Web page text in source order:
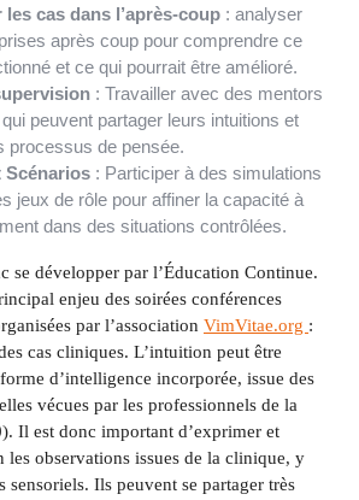
cas dans l’après-coup : analyser
après coup pour comprendre ce
et ce qui pourrait être amélioré.
: Travailler avec des mentors
peuvent partager leurs intuitions et
processus de pensée.
Scénarios : Participer à des simulations
jeux de rôle pour affiner la capacité à
dans des situations contrôlées.
se développer par l’Éducation Continue.
enjeu des soirées conférences
par l’association VimVitae.org :
cas cliniques. L’intuition peut être
d’intelligence incorporée, issue des
vécues par les professionnels de la
Il est donc important d’exprimer et
les observations issues de la clinique, y
sensoriels. Ils peuvent se partager très